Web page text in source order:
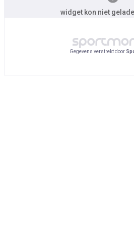
widget kon niet
Gegevens verstrekt door